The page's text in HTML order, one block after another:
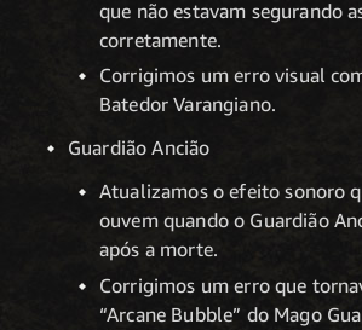
que não estavam segurando
corretamente.
Corrigimos um erro visual
Batedor Varangiano.
Guardião Ancião
Atualizamos o efeito sonoro
ouvem quando o Guardião
após a morte.
Corrigimos um erro que
“Arcane Bubble” do Mago